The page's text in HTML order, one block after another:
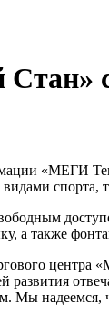
«МЕГИ
центра
развития